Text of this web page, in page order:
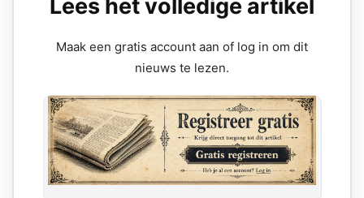
Lees het volledige artikel
Maak een gratis account aan of log in om dit
nieuws te lezen.